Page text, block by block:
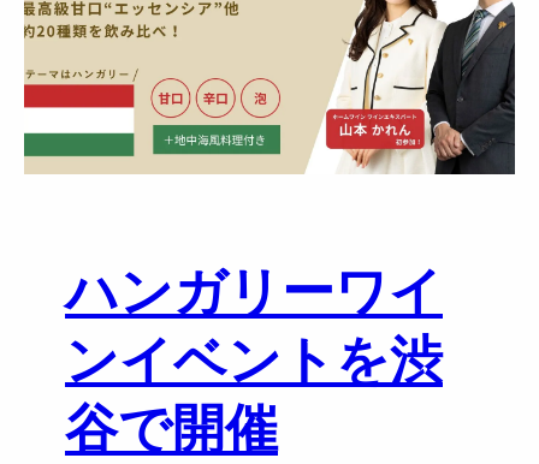
ン
リ
ー
ワ
イ
と
ホ
ー
ワ
イ
ン
ハンガリーワイ
ンイベントを渋
谷で開催